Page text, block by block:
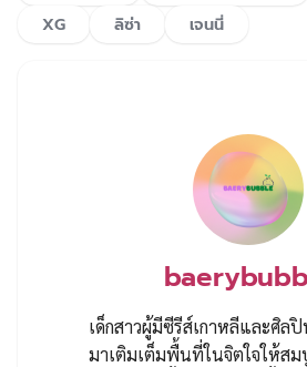
XG
ลิซ่า เจนนี่
เด็กสาวผู้มีซีรีส์เกาหลีและศิล
มาเติมเต็มพื้นที่ในจิตใจให้สม